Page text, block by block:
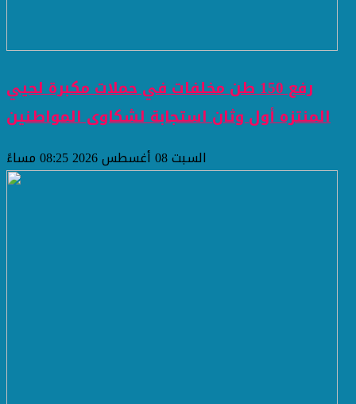
رفع 150 طن مخلفات في حملات مكبرة لحيي
المنتزه أول وثان استجابة لشكاوى المواطنين
السبت 08 أغسطس 2026 08:25 مساءً